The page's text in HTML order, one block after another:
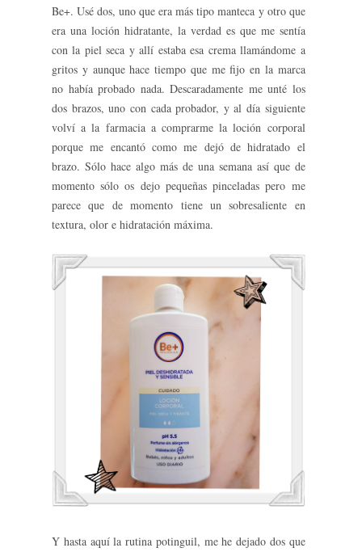
Be+. Usé dos, uno que era más tipo manteca y otro que
era una loción hidratante, la verdad es que me sentía
con la piel seca y allí estaba esa crema llamándome a
gritos y aunque hace tiempo que me fijo en la marca
no había probado nada. Descaradamente me unté los
dos brazos, uno con cada probador, y al día siguiente
volví a la farmacia a comprarme la loción corporal
porque me encantó como me dejó de hidratado el
brazo. Sólo hace algo más de una semana así que de
momento sólo os dejo pequeñas pinceladas pero me
parece que de momento tiene un sobresaliente en
textura, olor e hidratación máxima.
Y hasta aquí la rutina potinguil, me he dejado dos que